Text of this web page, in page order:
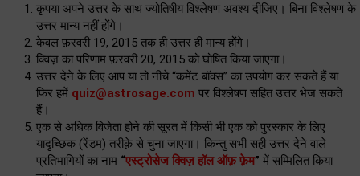
कृपया अपने उत्तर के साथ ज्योतिषीय विश्लेषण अवश्य दीजिए। बिना विश्लेषण के
उत्तर मान्य नहीं होंगे।
केवल फ़रवरी 19, 2015 तक ही उत्तर ही मान्य होंगे।
क्विज़ का परिणाम फ़रवरी 20, 2015 को घोषित किया जाएगा।
उत्तर देने के लिए आप या तो नीचे “कमेंट बॉक्स” का उपयोग कर सकते हैं या
फिर हमें quiz@astrosage.com पर विश्लेषण सहित उत्तर भेज सकते
हैं।
एक से अधिक विजेता होने की सूरत में किसी भी एक को पुरस्कार के लिए
यादृच्छिक (रेंडम) तरीक़े से चुना जाएगा। किन्तु सभी सही उत्तर देने वाले
प्रतिभागियों का नाम “एस्ट्रोसेज क्विज़ हॉल ऑफ़ फ़ेम” में सम्मिलित किया